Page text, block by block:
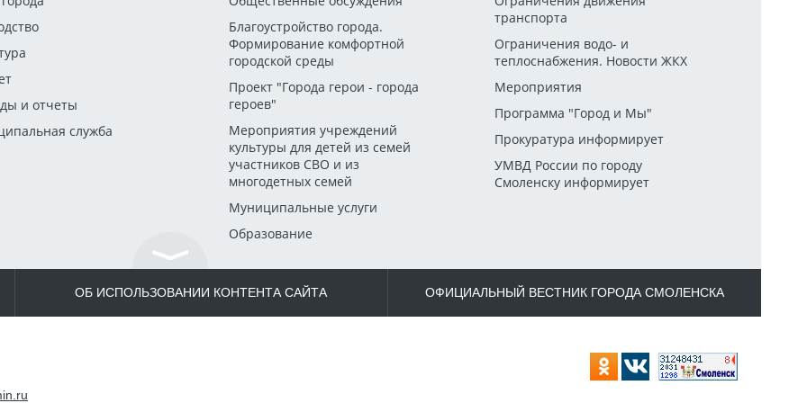
и отчеты
служба
Благоустройство города.
Формирование комфортной
городской среды
Проект "Города герои - города
героев"
Мероприятия учреждений
культуры для детей из семей
участников СВО и из
многодетных семей
Муниципальные услуги
Образование
транспорта
Ограничения водо- и
теплоснабжения. Новости ЖКХ
Мероприятия
Программа "Город и Мы"
Прокуратура информирует
УМВД России по городу
Смоленску информирует
ОБ ИСПОЛЬЗОВАНИИ КОНТЕНТА САЙТА ОФИЦИАЛЬНЫЙ ВЕСТНИК ГОРОДА СМОЛЕНСКА